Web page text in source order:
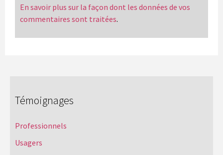
En savoir plus sur la façon dont les données de vos
commentaires sont traitées.
Témoignages
Professionnels
Usagers